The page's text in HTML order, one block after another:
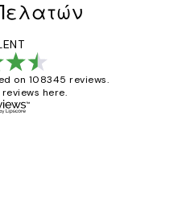
on 108345 reviews.
here.